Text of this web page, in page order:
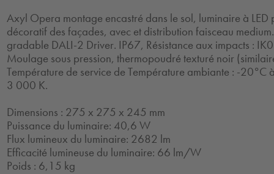
Axyl Opera montage encastré dans le sol, luminaire à
décoratif des façades, avec et distribution faisceau
gradable DALI-2 Driver. IP67, Résistance aux impacts :
Moulage sous pression, thermopoudré texturé noir
Température de service de Température ambiante : -20°C
3 000 K.
Dimensions : 275 x 275 x 245 mm
Puissance du luminaire: 40,6 W
Flux lumineux du luminaire: 2682 lm
Efficacité lumineuse du luminaire: 66 lm/W
Poids : 6,15 kg